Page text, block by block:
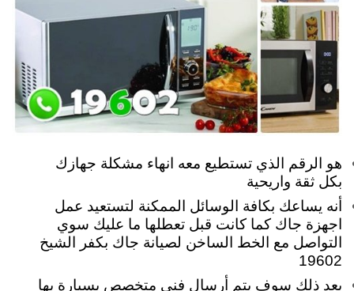
هو الرقم الذي تستطيع معه انهاء مشكلة جهازك
بكل ثقة واريحية
أنه يساعك بكافة الوسائل الممكنة لتستعيد عمل
اجهزة جاك كما كانت قبل تعطلها ما عليك سوي
التواصل مع الخط الساخن لصيانة جاك بكفر الشيخ
19602
بعد ذلك سوف يتم أرسال فني متخصص بسيارة بها